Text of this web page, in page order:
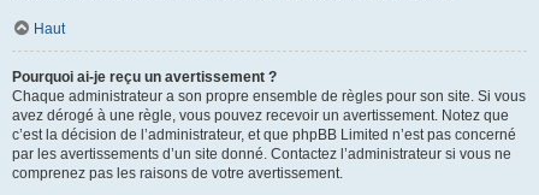
Haut
Pourquoi ai-je reçu un avertissement ?
Chaque administrateur a son propre ensemble de règles pour son site. Si vous
avez dérogé à une règle, vous pouvez recevoir un avertissement. Notez que
c’est la décision de l’administrateur, et que phpBB Limited n’est pas concerné
par les avertissements d’un site donné. Contactez l’administrateur si vous ne
comprenez pas les raisons de votre avertissement.